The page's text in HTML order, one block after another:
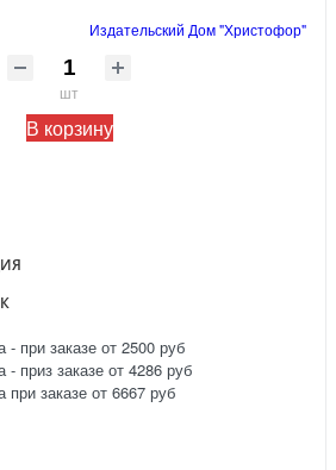
Издательский Дом "Христофор"
шт
В корзину
- при заказе от 2500 руб
- приз заказе от 4286 руб
при заказе от 6667 руб